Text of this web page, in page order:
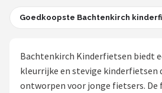
Fietsroutes
Stadsfietsen
Goedkoopste Bachtenkirch
Bachtenkirch Kinderfietsen biedt
kleurrijke en stevige kinderfietsen
ontworpen voor jonge fietsers. De